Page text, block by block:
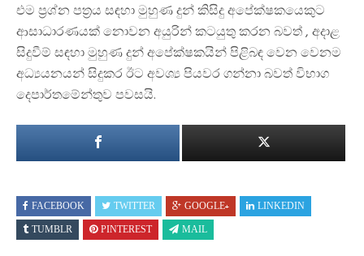
එම ප්‍රශ්න පත්‍රය සඳහා මුහුණ දුන් කිසිදු අපේක්ෂකයෙකුට
ආසාධාරණයක් නොවන අයුරින් කටයුතු කරන බවත් , අදාළ
සිදුවීම් සඳහා මුහුණ දුන් අපේක්ෂකයින් පිළිබඳ වෙන වෙනම
අධ්‍යයනයන් සිදුකර ඊට අවශ්‍ය පියවර ගන්නා බවත් විභාග
දෙපාර්තමේන්තුව පවසයි.
FACEBOOK TWITTER GOOGLE+ LINKEDIN
TUMBLR PINTEREST MAIL